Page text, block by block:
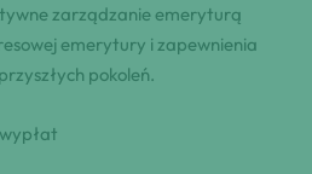
zarządzanie emeryturą
emerytury i zapewnienia
pokoleń.